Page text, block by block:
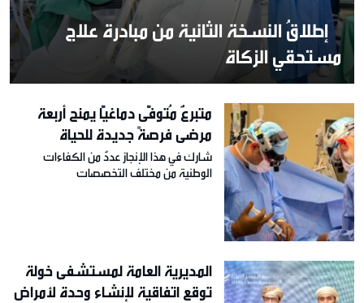
إطلاقُ النسخة الثانية من مبادرة علاج
مستحقي الزكاة
متبرعٌ مُتوفًّى دماغيًّا يمنح أربعة
مرضى فرصةً جديدة للحياة
شارك في هذا الإنجاز عددٌ من الكفاءات
الوطنية من مختلف التخصصات
المديرية العامة لمستشفى خولة
توقع اتفاقية لإنشاء وحدة لأمراض